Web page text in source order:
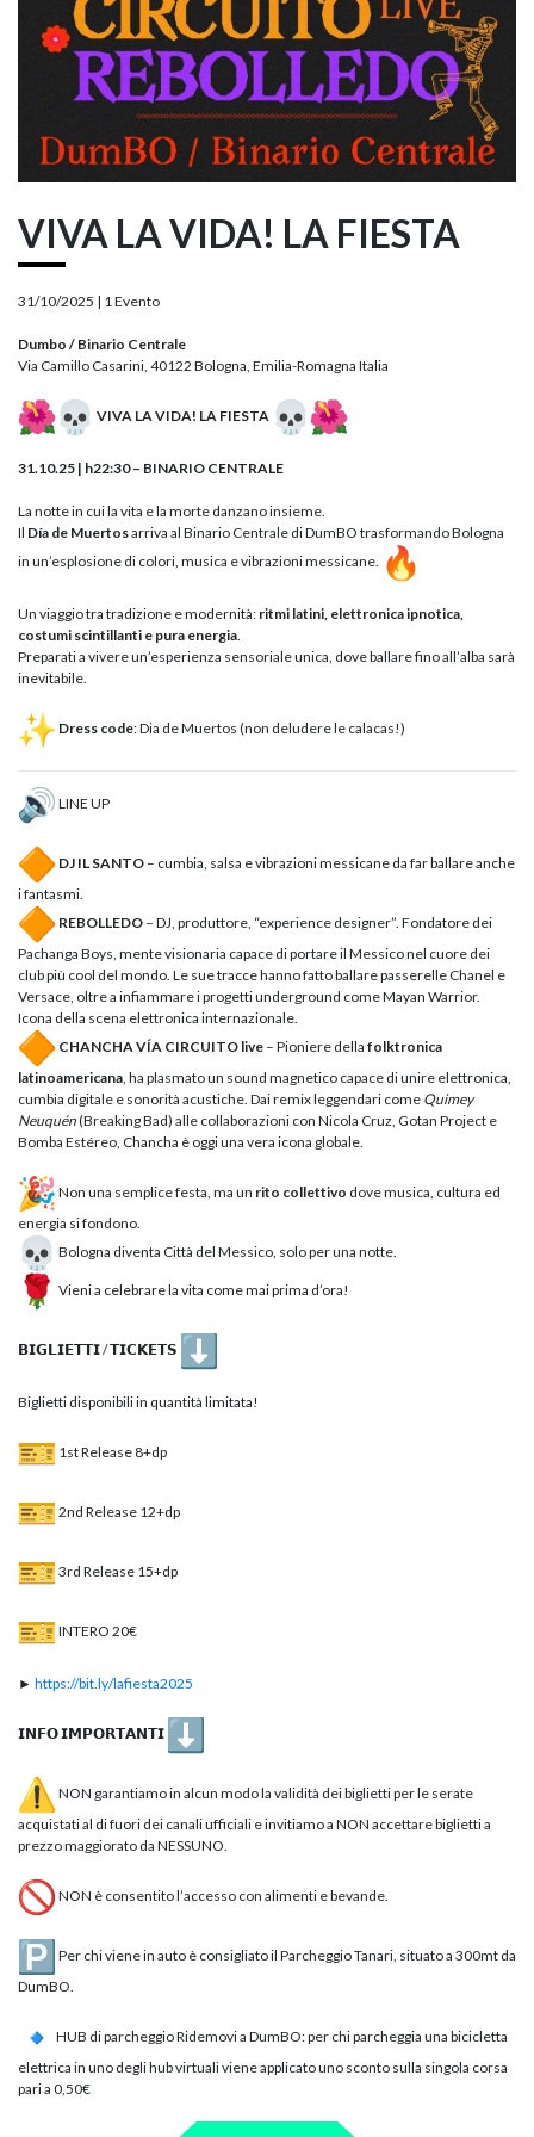
VIVA LA VIDA! LA FIESTA
31/10/2025 | 1 Evento
Dumbo / Binario Centrale
Via Camillo Casarini, 40122 Bologna, Emilia-Romagna Italia
VIVA LA VIDA! LA FIESTA
31.10.25 | h22:30 – BINARIO CENTRALE
La notte in cui la vita e la morte danzano insieme.
Il Día de Muertosarriva al Binario Centrale di DumBO trasformando Bologna
in un’esplosione di colori, musica e vibrazioni messicane.
Un viaggio tra tradizione e modernità: ritmi latini, elettronica ipnotica,
costumi scintillanti e pura energia.
Preparati a vivere un’esperienza sensoriale unica, dove ballare fino all’alba sarà
inevitabile.
Dress code: Dia de Muertos (non deludere le calacas!)
LINE UP
DJ IL SANTO – cumbia, salsa e vibrazioni messicane da far ballare anche
i fantasmi.
REBOLLEDO – DJ, produttore, “experience designer”. Fondatore dei
Pachanga Boys, mente visionaria capace di portare il Messico nel cuore dei
club più cool del mondo. Le sue tracce hanno fatto ballare passerelle Chanel e
Versace, oltre a infiammare i progetti underground come Mayan Warrior.
Icona della scena elettronica internazionale.
CHANCHA VÍA CIRCUITO live – Pioniere della folktronica
latinoamericana, ha plasmato un sound magnetico capace di unire elettronica,
cumbia digitale e sonorità acustiche. Dai remix leggendari come Quimey
Neuquén(Breaking Bad) alle collaborazioni con Nicola Cruz, Gotan Project e
Bomba Estéreo, Chancha è oggi una vera icona globale.
Non una semplice festa, ma un rito collettivo dove musica, cultura ed
energia si fondono.
Bologna diventa Città del Messico, solo per una notte.
Vieni a celebrare la vita come mai prima d’ora!
𝗕𝗜𝗚𝗟𝗜𝗘𝗧𝗧𝗜 / 𝗧𝗜𝗖𝗞𝗘𝗧𝗦
Biglietti disponibili in quantità limitata!
1st Release 8+dp
2nd Release 12+dp
3rd Release 15+dp
INTERO 20€
► https://bit.ly/lafiesta2025
𝗜𝗡𝗙𝗢 𝗜𝗠𝗣𝗢𝗥𝗧𝗔𝗡𝗧𝗜
NON garantiamo in alcun modo la validità dei biglietti per le serate
acquistati al di fuori dei canali ufficiali e invitiamo a NON accettare biglietti a
prezzo maggiorato da NESSUNO.
NON è consentito l’accesso con alimenti e bevande.
Per chi viene in auto è consigliato il Parcheggio Tanari, situato a 300mt da
DumBO.
HUB di parcheggio Ridemovi a DumBO: per chi parcheggia una bicicletta
elettrica in uno degli hub virtuali viene applicato uno sconto sulla singola corsa
pari a 0,50€